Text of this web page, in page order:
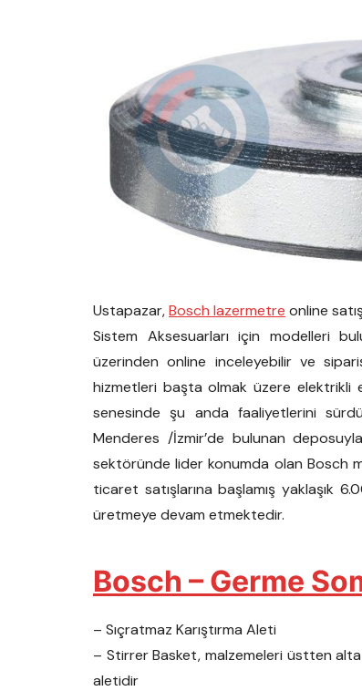
Ustapazar,Bosch lazermetre online
Sistem Aksesuarları için modelleri
üzerinden online inceleyebilir ve
hizmetleri başta olmak üzere elektrikli
senesinde şu anda faaliyetlerini
Menderes /İzmir’de bulunan
sektöründe lider konumda olan Bosch
ticaret satışlarına başlamış yaklaşık
üretmeye devam etmektedir.
Bosch – Germe
– Sıçratmaz Karıştırma Aleti
– Stirrer Basket, malzemeleri üstten alta
aletidir